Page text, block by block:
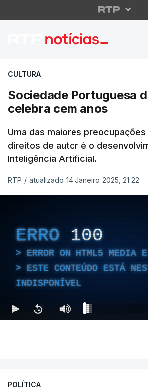
Sociedade
CULTURA
Sociedade Portuguesa
celebra cem anos
Uma das maiores
direitos de autor é o
Inteligência Artificial.
RTP / atualizado 14 Janeiro 2025, 21:22
ERRO 100
ERROR ON HTML5 MEDIA
ESTE CONTEÚDO ESTÁ
INDISPONÍVEL
POLÍTICA